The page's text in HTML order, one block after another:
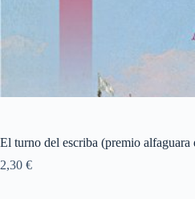
El turno del escriba (premio alfaguara
2,30 €